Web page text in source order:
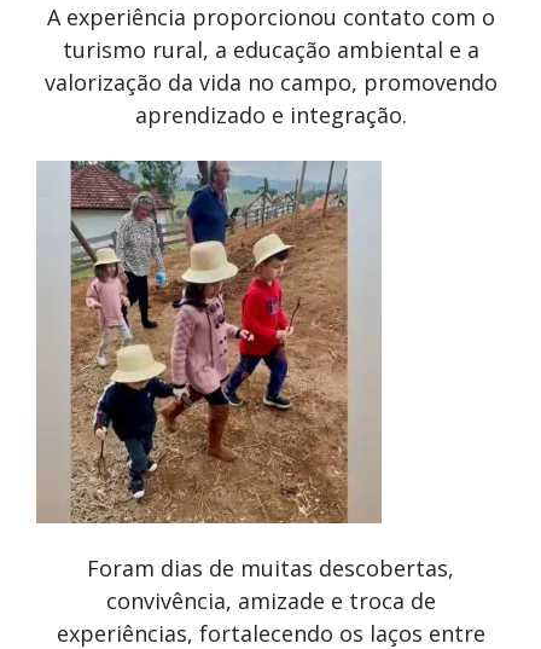
A experiência proporcionou contato com o
turismo rural, a educação ambiental e a
valorização da vida no campo, promovendo
aprendizado e integração.
Foram dias de muitas descobertas,
convivência, amizade e troca de
experiências, fortalecendo os laços entre